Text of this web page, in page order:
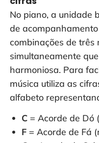
No piano, a unidade
de
combinações de três
simultaneamente
harmoniosa. Para
música utiliza as
alfabeto
C = Acorde de Dó
F = Acorde de Fá